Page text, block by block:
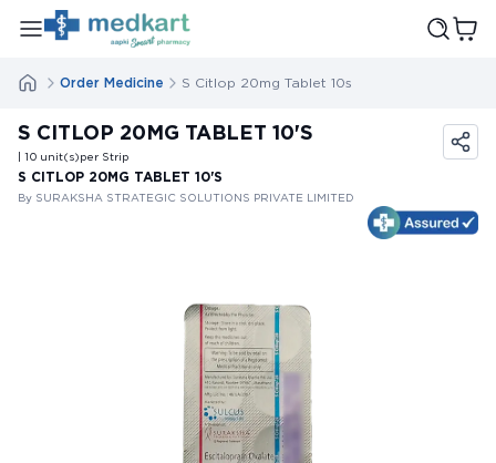
Order Medicine S Citlop 20mg Tablet 10s
S CITLOP 20MG TABLET 10'S
| 10 unit(s)per Strip
S CITLOP 20MG TABLET 10'S
By SURAKSHA STRATEGIC SOLUTIONS PRIVATE LIMITED